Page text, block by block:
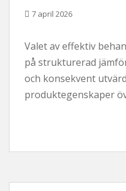
7 april 2026
Valet av effektiv
på strukturerad
och konsekvent
produktegenskaper